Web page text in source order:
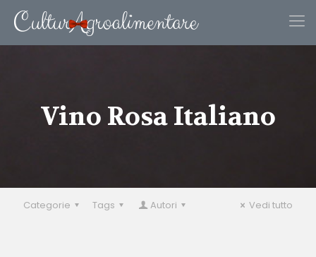
Vino Rosa Italiano
Categorie Tags Autori Vedi tutto